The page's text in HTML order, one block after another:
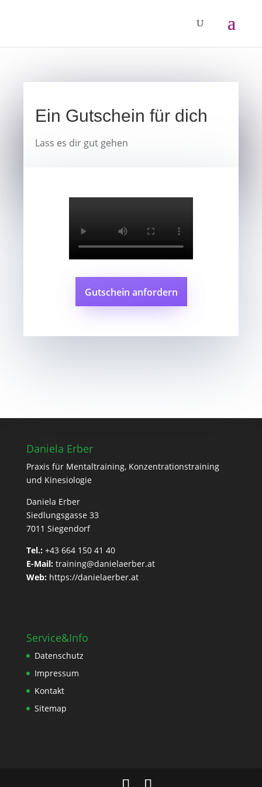
Ein Gutschein für dich
Lass es dir gut gehen
Gutschein anfordern
Daniela Erber
Praxis für Mentaltraining, Konzentrationstraining
und Kinesiologie
Daniela Erber
Siedlungsgasse 33
7011 Siegendorf
Tel.: +43 664 150 41 40
E-Mail: training@danielaerber.at
Web: https://danielaerber.at
Service&Info
Datenschutz
Impressum
Kontakt
Sitemap